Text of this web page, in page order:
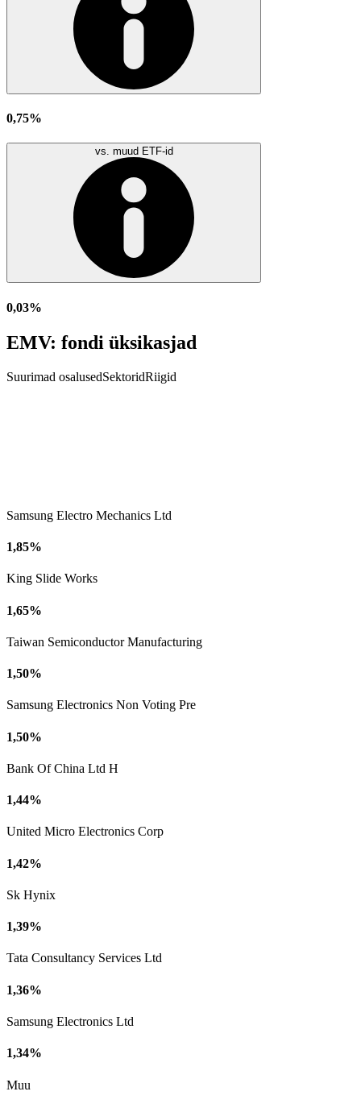
0,75%
vs. muud ETF-id
0,03%
EMV: fondi üksikasjad
Suurimad osalusedSektoridRiigid
Samsung Electro Mechanics Ltd
1,85%
King Slide Works
1,65%
Taiwan Semiconductor Manufacturing
1,50%
Samsung Electronics Non Voting Pre
1,50%
Bank Of China Ltd H
1,44%
United Micro Electronics Corp
1,42%
Sk Hynix
1,39%
Tata Consultancy Services Ltd
1,36%
Samsung Electronics Ltd
1,34%
Muu